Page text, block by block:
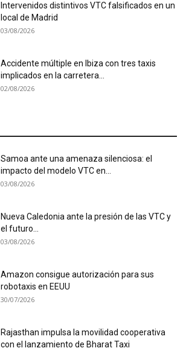
Intervenidos distintivos VTC falsificados en un
local de Madrid
03/08/2026
Accidente múltiple en Ibiza con tres taxis
implicados en la carretera...
02/08/2026
Samoa ante una amenaza silenciosa: el
impacto del modelo VTC en...
03/08/2026
Nueva Caledonia ante la presión de las VTC y
el futuro...
03/08/2026
Amazon consigue autorización para sus
robotaxis en EEUU
30/07/2026
Rajasthan impulsa la movilidad cooperativa
con el lanzamiento de Bharat Taxi